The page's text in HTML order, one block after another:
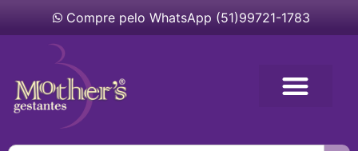
Compre pelo WhatsApp (51)99721-1783